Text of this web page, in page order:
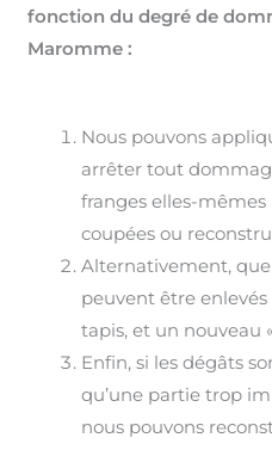
fonction du degré de
Maromme :
Nous pouvons
arrêter tout
franges elles-
coupées ou
Alternativement,
peuvent être
tapis, et un nouveau
Enfin, si les dégâts
qu’une partie trop
nous pouvons